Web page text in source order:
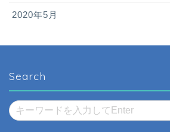
2020年5月
Search